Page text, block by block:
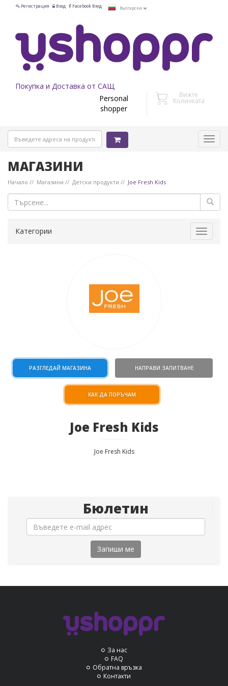
Регистрация Вход Facebook Вход Български
Покупка и Доставка от САЩ
Personal
shopper
Вижте
Количката
МАГАЗИНИ
Начало Магазини Детски продукти Joe Fresh Kids
Toggle
Категории
РАЗГЛЕДАЙ МАГАЗИНА НАПРАВИ ЗАПИТВАНЕ
КАК ДА ПОРЪЧАМ
Joe Fresh Kids
Joe Fresh Kids
Бюлетин
Запиши ме
За нас
FAQ
Обратна връзка
Контакти